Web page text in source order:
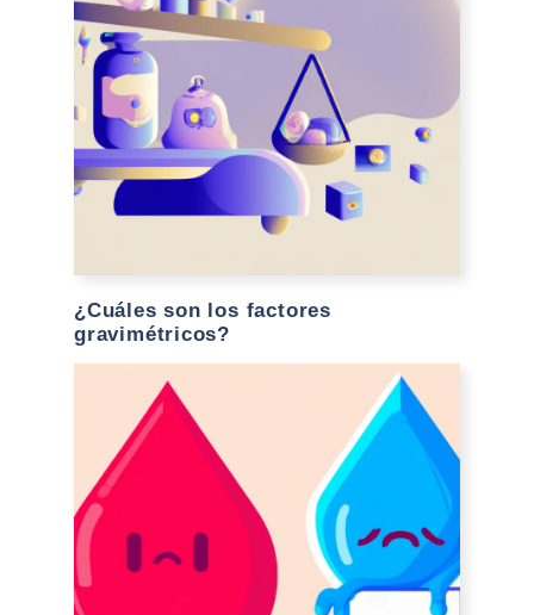
¿Cuáles son los factores
gravimétricos?